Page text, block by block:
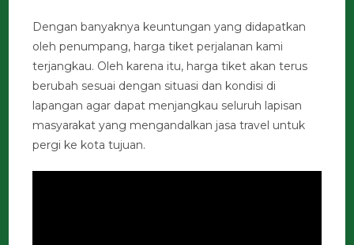
Dengan banyaknya keuntungan yang didapatkan
oleh penumpang, harga tiket perjalanan kami
terjangkau. Oleh karena itu, harga tiket akan terus
berubah sesuai dengan situasi dan kondisi di
lapangan agar dapat menjangkau seluruh lapisan
masyarakat yang mengandalkan jasa travel untuk
pergi ke kota tujuan.